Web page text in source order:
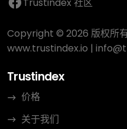
Copyright © 2026 版权所
www.trustindex.io |
Trustindex
价格
关于我们